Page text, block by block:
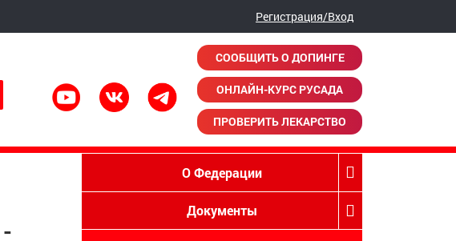
Регистрация/Вход
СООБЩИТЬ О ДОПИНГЕ
ОНЛАЙН-КУРС РУСАДА
ПРОВЕРИТЬ ЛЕКАРСТВО
О Федерации
Документы